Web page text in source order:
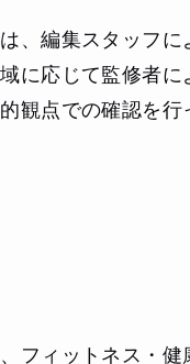
、編集スタッフに
に応じて監修者に
観点での確認を行
フィットネス・健